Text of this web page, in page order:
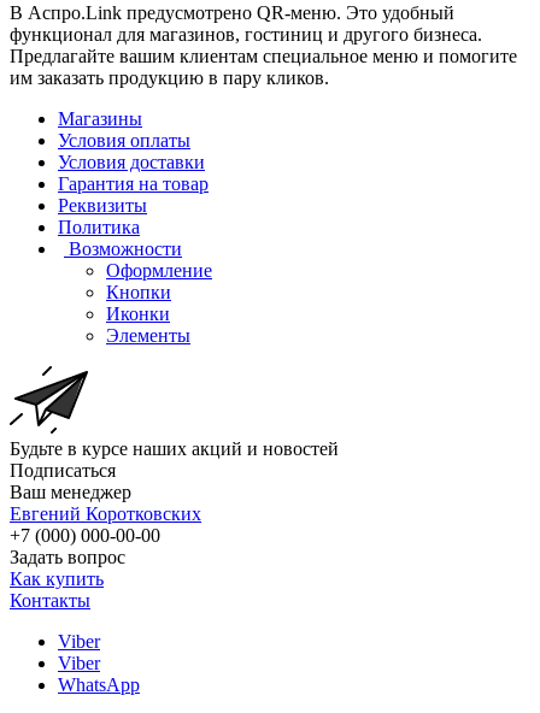
В Аспро.Link предусмотрено QR-меню. Это удобный
функционал для магазинов, гостиниц и другого бизнеса.
Предлагайте вашим клиентам специальное меню и помогите
им заказать продукцию в пару кликов.
Магазины
Условия оплаты
Условия доставки
Гарантия на товар
Реквизиты
Политика
Возможности
Оформление
Кнопки
Иконки
Элементы
Будьте в курсе наших акций и новостей
Подписаться
Ваш менеджер
Евгений Коротковских
+7 (000) 000-00-00
Задать вопрос
Как купить
Контакты
Viber
Viber
WhatsApp